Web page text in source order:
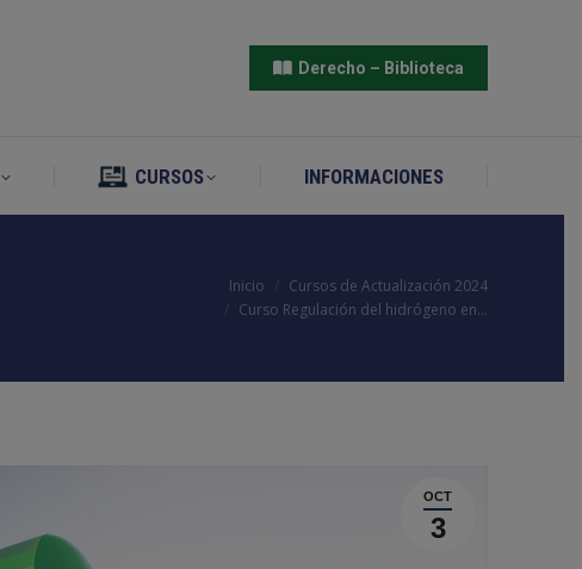
Derecho – Biblioteca
CURSOS INFORMACIONES
Inicio
Cursos de Actualización 2024
Curso Regulación del hidrógeno en…
OCT
3
INFORMACIONES